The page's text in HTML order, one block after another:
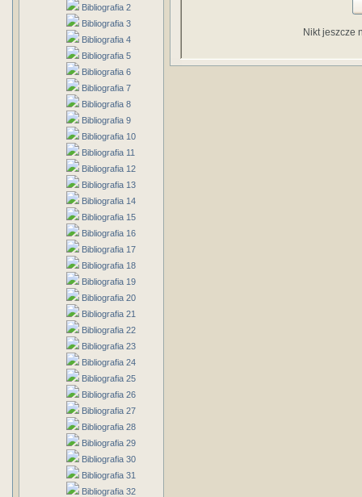
Bibliografia 2
Bibliografia 3
Bibliografia 4
Bibliografia 5
Bibliografia 6
Bibliografia 7
Bibliografia 8
Bibliografia 9
Bibliografia 10
Bibliografia 11
Bibliografia 12
Bibliografia 13
Bibliografia 14
Bibliografia 15
Bibliografia 16
Bibliografia 17
Bibliografia 18
Bibliografia 19
Bibliografia 20
Bibliografia 21
Bibliografia 22
Bibliografia 23
Bibliografia 24
Bibliografia 25
Bibliografia 26
Bibliografia 27
Bibliografia 28
Bibliografia 29
Bibliografia 30
Bibliografia 31
Bibliografia 32
Nikt jeszcze